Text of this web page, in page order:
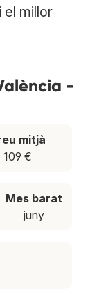
el millor
-
mitjà
109 €
Mes barat
juny